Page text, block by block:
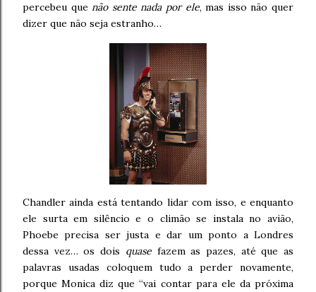
percebeu quenão sente nada por ele, mas isso não quer
dizer que não seja estranho…
Chandler ainda está tentando lidar com isso, e enquanto
ele surta em silêncio e o climão se instala no avião,
Phoebe precisa ser justa e dar um ponto a Londres
dessa vez… os dois quasefazem as pazes, até que as
palavras usadas coloquem tudo a perder novamente,
porque Monica diz que “vai contar para ele da próxima